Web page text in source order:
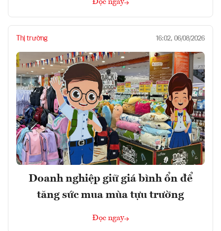
Đọc ngay
Thị trường 16:02, 06/08/2026
Doanh nghiệp giữ giá bình ổn để
tăng sức mua mùa tựu trường
Đọc ngay